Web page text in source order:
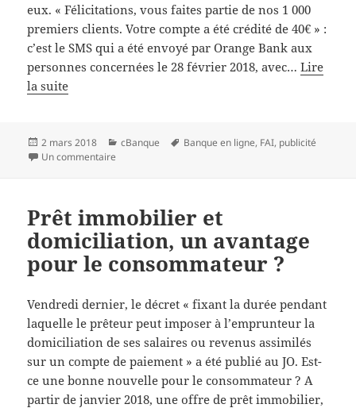
eux. « Félicitations, vous faites partie de nos 1 000
premiers clients. Votre compte a été crédité de 40€ » :
c’est le SMS qui a été envoyé par Orange Bank aux
personnes concernées le 28 février 2018, avec…Lire
la suite
Publié
le
2 mars 2018 Catégories
cBanque
Mots-
Banque en ligne, FAI, publicité
Un commentaire
Prêt immobilier et
domiciliation, un avantage
pour le consommateur ?
Vendredi dernier, le décret « fixant la durée pendant
laquelle le prêteur peut imposer à l’emprunteur la
domiciliation de ses salaires ou revenus assimilés
sur un compte de paiement » a été publié au JO. Est-
ce une bonne nouvelle pour le consommateur ? A
partir de janvier 2018, une offre de prêt immobilier,